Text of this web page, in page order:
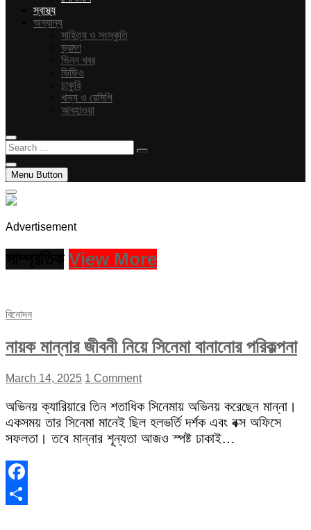
স্বাস্থ্য
অন্যান্য
সাহিত্য ও সংস্কৃতি
ভ্রমণ
ভিন্ন খবর
ভিডিও
চাকুরি
খাদ্য ও রেসিপি
আবহাওয়া
Search
…
Menu Button
Advertisement
View More
বিনোদন
নায়ক মান্নার জীবনী নিয়ে সিনেমা বানানোর পরিকল্পনা
March 14, 2025 1 Comment
অভিনয় ক্যারিয়ারে তিন শতাধিক সিনেমায় অভিনয় করেছেন মান্না।
একসময় তার সিনেমা মানেই ছিল হলভর্তি দর্শক এবং বক্স অফিসে
সফলতা। তবে মান্নার শূন্যতা আজও স্পষ্ট ঢাকাই…
Facebook